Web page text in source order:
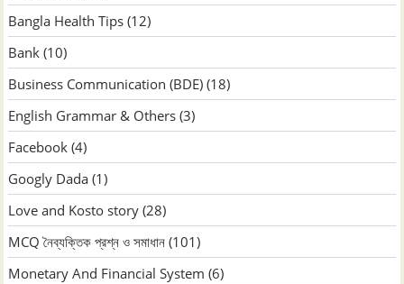
Bangla Health Tips (12)
Bank (10)
Business Communication (BDE) (18)
English Grammar & Others (3)
Facebook (4)
Googly Dada (1)
Love and Kosto story (28)
MCQ নৈব্যক্তিক প্রশ্ন ও সমাধান (101)
Monetary And Financial System (6)